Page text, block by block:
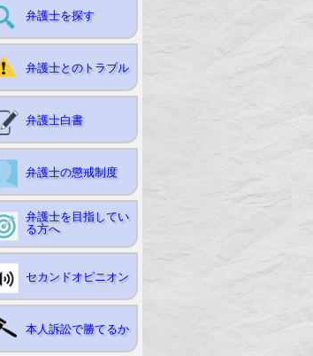
弁護士を探す
弁護士とのトラブル
弁護士白書
弁護士の懲戒制度
弁護士を目指してい
る方へ
セカンドオピニオン
本人訴訟で勝てるか